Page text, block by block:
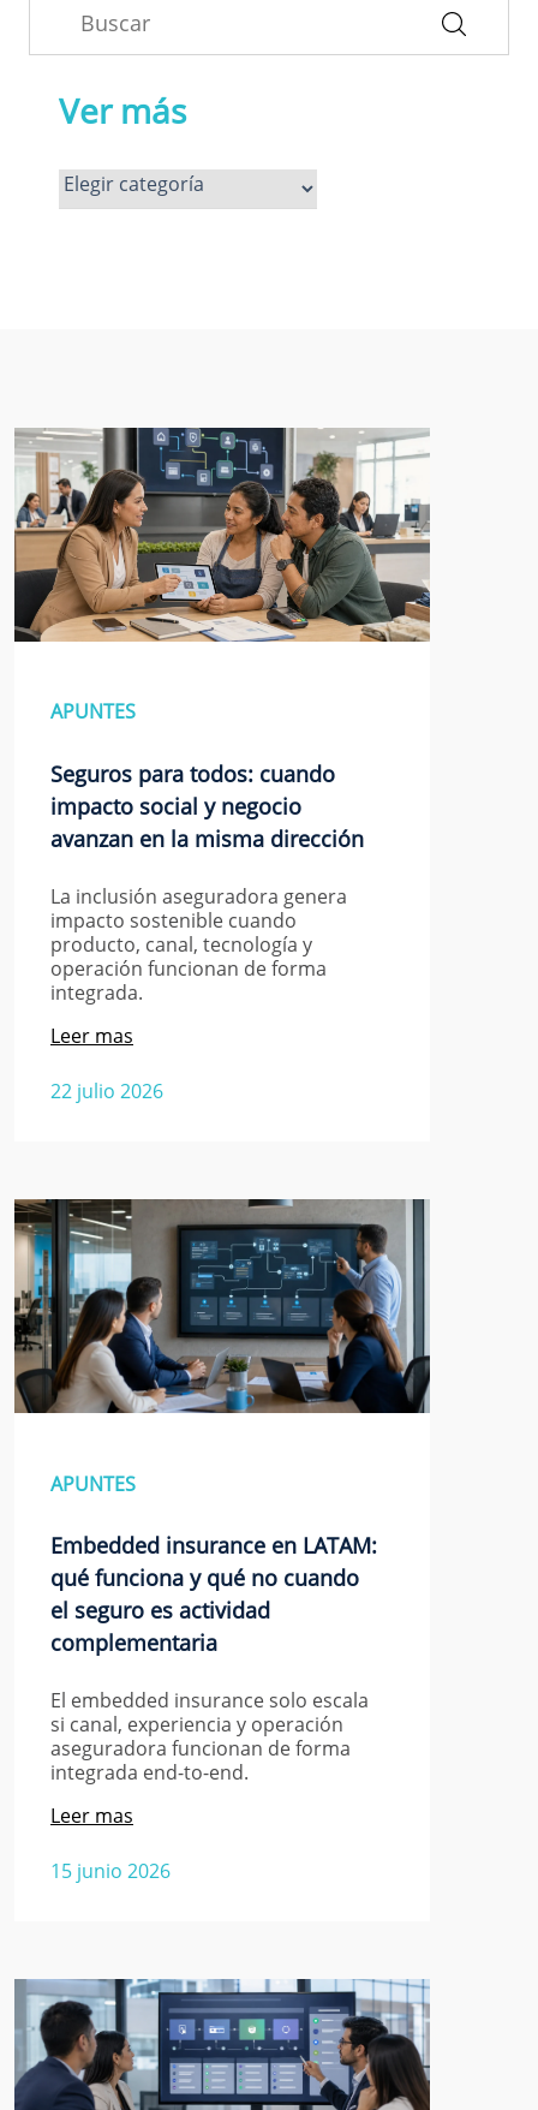
Ver más
Ver
más
APUNTES
Seguros para todos: cuando
impacto social y negocio
avanzan en la misma dirección
La inclusión aseguradora genera
impacto sostenible cuando
producto, canal, tecnología y
operación funcionan de forma
integrada.
22 julio 2026
Leer mas
APUNTES
Embedded insurance en LATAM:
qué funciona y qué no cuando
el seguro es actividad
complementaria
El embedded insurance solo escala
si canal, experiencia y operación
aseguradora funcionan de forma
integrada end-to-end.
15 junio 2026
Leer mas